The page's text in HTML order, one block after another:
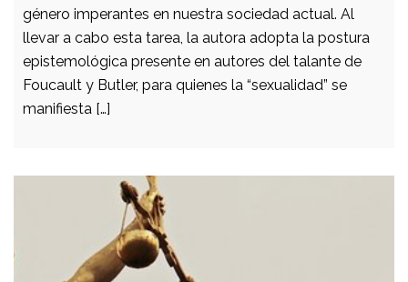
género imperantes en nuestra sociedad actual. Al
llevar a cabo esta tarea, la autora adopta la postura
epistemológica presente en autores del talante de
Foucault y Butler, para quienes la “sexualidad” se
manifiesta […]